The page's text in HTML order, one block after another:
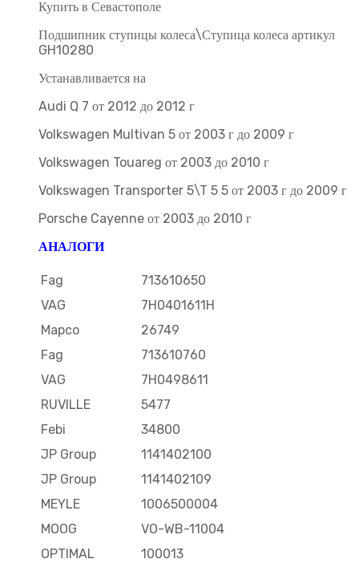
Купить в Севастополе
Подшипник ступицы колеса\Ступица колеса артикул
GH10280
Устанавливается на
Audi Q 7 от 2012 до 2012 г
Volkswagen Multivan 5 от 2003 г до 2009 г
Volkswagen Touareg от 2003 до 2010 г
Volkswagen Transporter 5\T 5 5 от 2003 г до 2009 г
Porsche Cayenne от 2003 до 2010 г
АНАЛОГИ
Fag
713610650
VAG
7H0401611H
Mapco
26749
Fag
713610760
VAG
7H0498611
RUVILLE
5477
Febi
34800
JP Group
1141402100
JP Group
1141402109
MEYLE
1006500004
MOOG
VO-WB-11004
OPTIMAL
100013